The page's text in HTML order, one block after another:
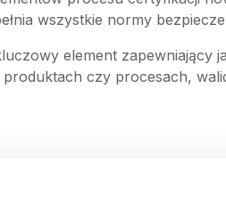
wszystkie normy
element zapewniający
czy procesach,